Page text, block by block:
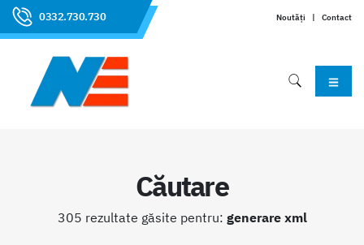
0332.730.730 Noutăți | Contact
Căutare
305 rezultate găsite pentru: generare xml